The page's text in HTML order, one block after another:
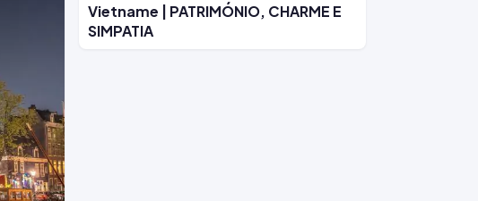
Vietname | PATRIMÓNIO, CHARME E
SIMPATIA